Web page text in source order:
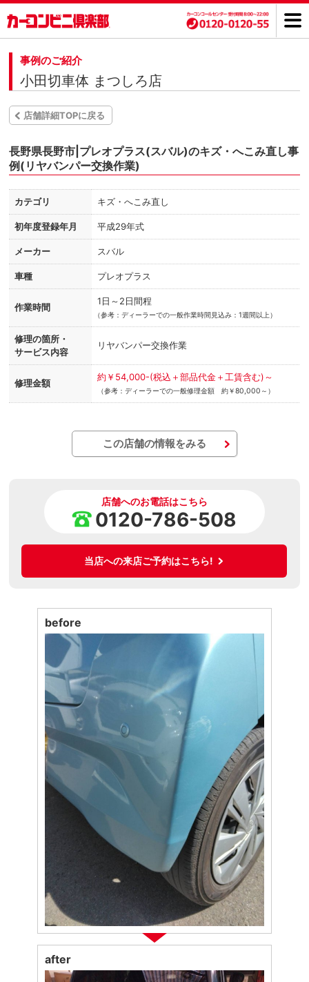
事例のご紹介
小田切車体 まつしろ店
店舗詳細TOPに戻る
長野県長野市|プレオプラス(スバル)のキズ・へこみ直し事
例(リヤバンパー交換作業)
カテゴリ キズ・へこみ直し
初年度登録年月 平成29年式
メーカー スバル
車種 プレオプラス
作業時間
1日～2日間程
（参考：ディーラーでの一般作業時間見込み：1週間以上）
修理の箇所・
サービス内容
リヤバンパー交換作業
修理金額
約￥54,000-(税込＋部品代金＋工賃含む)～
（参考：ディーラーでの一般修理金額 約￥80,000～）
この店舗の情報をみる
店舗へのお電話はこちら
0120-786-508
当店への来店ご予約はこちら!
before
after